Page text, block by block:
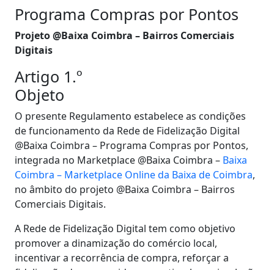
Programa Compras por Pontos
Projeto @Baixa Coimbra – Bairros Comerciais
Digitais
Artigo 1.º
Objeto
O presente Regulamento estabelece as condições
de funcionamento da Rede de Fidelização Digital
@Baixa Coimbra – Programa Compras por Pontos,
integrada no Marketplace @Baixa Coimbra – Baixa
Coimbra – Marketplace Online da Baixa de Coimbra,
no âmbito do projeto @Baixa Coimbra – Bairros
Comerciais Digitais.
A Rede de Fidelização Digital tem como objetivo
promover a dinamização do comércio local,
incentivar a recorrência de compra, reforçar a